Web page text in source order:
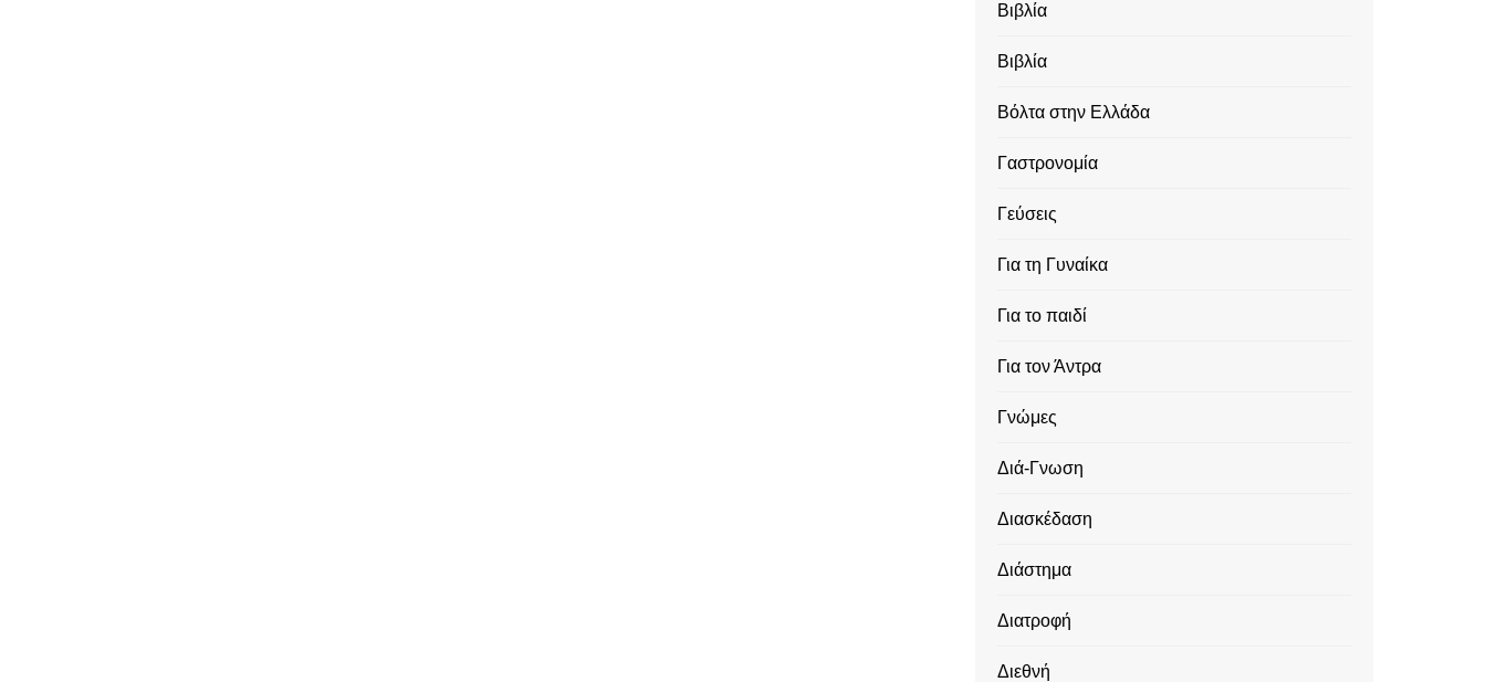
Βιβλία
Βιβλία
Βόλτα στην Ελλάδα
Γαστρονομία
Γεύσεις
Για τη Γυναίκα
Για το παιδί
Για τον Άντρα
Γνώμες
Διά-Γνωση
Διασκέδαση
Διάστημα
Διατροφή
Διεθνή